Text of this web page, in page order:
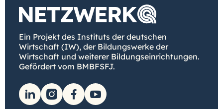
Ein Projekt des Instituts der deutschen
Wirtschaft (IW), der Bildungswerke der
Wirtschaft und weiterer Bildungseinrichtungen.
Gefördert vom BMBFSFJ.